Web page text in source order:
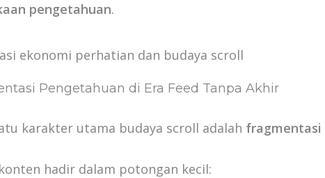
pengetahuan.
Pengetahuan di Era Feed Tanpa Akhir
karakter utama budaya scroll adalah fragmentasi
hadir dalam potongan kecil: